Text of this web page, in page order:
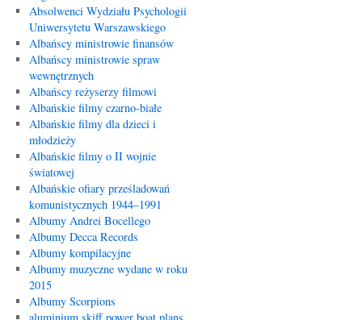
Absolwenci Wydziału Psychologii
Uniwersytetu Warszawskiego
Albańscy ministrowie finansów
Albańscy ministrowie spraw
wewnętrznych
Albańscy reżyserzy filmowi
Albańskie filmy czarno-białe
Albańskie filmy dla dzieci i
młodzieży
Albańskie filmy o II wojnie
światowej
Albańskie ofiary prześladowań
komunistycznych 1944–1991
Albumy Andrei Bocellego
Albumy Decca Records
Albumy kompilacyjne
Albumy muzyczne wydane w roku
2015
Albumy Scorpions